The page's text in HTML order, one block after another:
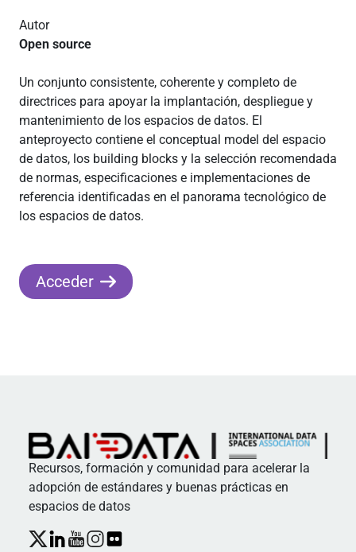
Autor
Open source
Un conjunto consistente, coherente y completo de
directrices para apoyar la implantación, despliegue y
mantenimiento de los espacios de datos. El
anteproyecto contiene el conceptual model del espacio
de datos, los building blocks y la selección recomendada
de normas, especificaciones e implementaciones de
referencia identificadas en el panorama tecnológico de
los espacios de datos.
Acceder
Recursos, formación y comunidad para acelerar la
adopción de estándares y buenas prácticas en
espacios de datos